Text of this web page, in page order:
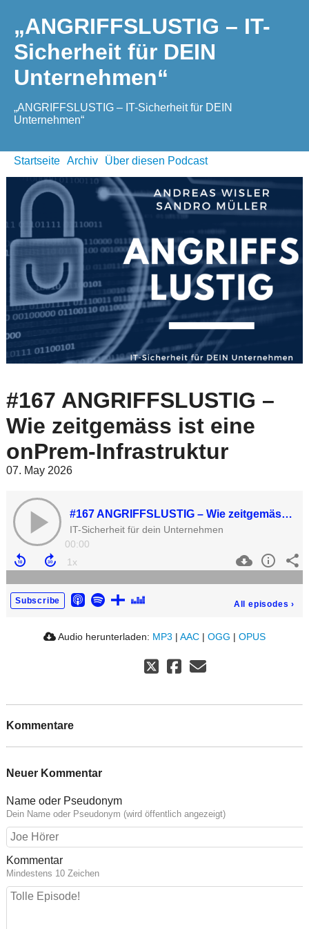
„ANGRIFFSLUSTIG – IT-
Sicherheit für DEIN
Unternehmen“
„ANGRIFFSLUSTIG – IT-Sicherheit für DEIN
Unternehmen“
Startseite Archiv Über diesen Podcast
#167 ANGRIFFSLUSTIG –
Wie zeitgemäss ist eine
onPrem-Infrastruktur
07. May 2026
#167 ANGRIFFSLUSTIG – Wie zeitgemäss ist eine onPrem-Infrastruktur
IT-Sicherheit für dein Unternehmen
00:00
Subscribe All episodes ›
Audio herunterladen: MP3 | AAC | OGG | OPUS
Kommentare
Neuer Kommentar
Name oder Pseudonym
Dein Name oder Pseudonym (wird öffentlich angezeigt)
Kommentar
Mindestens 10 Zeichen